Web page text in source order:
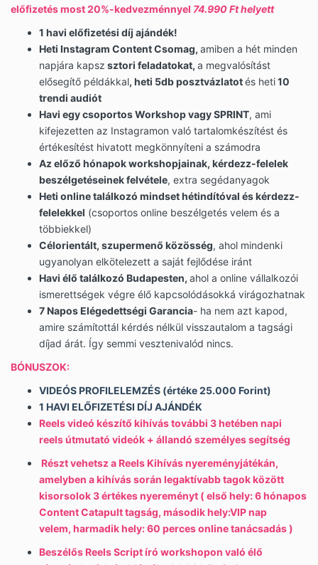
előfizetés most 20%-kedvezménnyel 74.990 Ft helyett
1 havi előfizetési díj ajándék!
Heti Instagram Content Csomag, amiben a hét minden
napjára kapsz sztori feladatokat, a megvalósítást
elősegítő példákkal, heti 5db posztvázlatotés heti10
trendi audiót
Havi egy csoportos Workshop vagy SPRINT, ami
kifejezetten az Instagramon való tartalomkészítést és
értékesítést hivatott megkönnyíteni a számodra
Az előző hónapok workshopjainak, kérdezz-felelek
beszélgetéseinek felvétele, extra segédanyagok
Heti online találkozó mindset hétindítóval és kérdezz-
felelekkel (csoportos online beszélgetés velem és a
többiekkel)
Célorientált, szupermenő közösség, ahol mindenki
ugyanolyan elkötelezett a saját fejlődése iránt
Havi élő találkozó Budapesten, ahol a online vállalkozói
ismerettségek végre élő kapcsolódásokká virágozhatnak
7 Napos Elégedettségi Garancia- ha nem azt kapod,
amire számítottál kérdés nélkül visszautalom a tagsági
díjad árát. Így semmi vesztenivalód nincs.
BÓNUSZOK:
VIDEÓS PROFILELEMZÉS (értéke 25.000 Forint)
1 HAVI ELŐFIZETÉSI DÍJ AJÁNDÉK
Reels videó készítő kihívás további 3 hetében napi
reels útmutató videók + állandó személyes segítség
Részt vehetsz a Reels Kihívás nyereményjátékán,
amelyben a kihívás során legaktívabb tagok között
kisorsolok 3 értékes nyereményt ( első hely: 6 hónapos
Content Catapult tagság, második hely:VIP nap
velem, harmadik hely: 60 perces online tanácsadás )
Beszélős Reels Script író workshopon való élő